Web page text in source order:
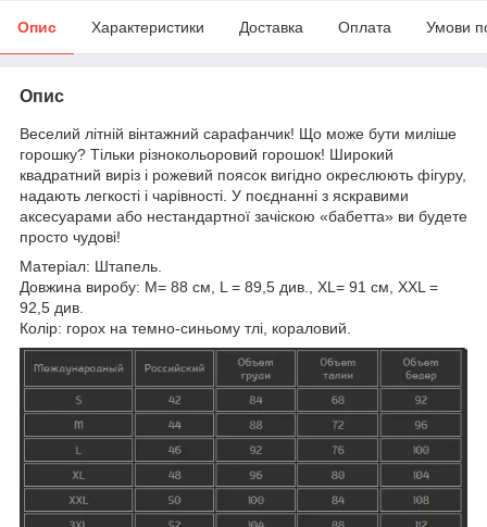
Опис Характеристики Доставка Оплата Умови
Опис
Веселий літній вінтажний сарафанчик! Що може бути миліше
горошку? Тільки різнокольоровий горошок! Широкий
квадратний виріз і рожевий поясок вигідно окреслюють фігуру,
надають легкості і чарівності. У поєднанні з яскравими
аксесуарами або нестандартної зачіскою «бабетта» ви будете
просто чудові!
Матеріал: Штапель.
Довжина виробу: M= 88 см, L = 89,5 див., XL= 91 см, XXL =
92,5 див.
Колір: горох на темно-синьому тлі, кораловий.